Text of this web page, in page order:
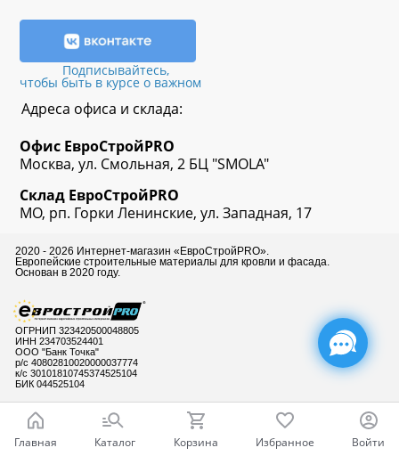
Подписывайтесь,
чтобы быть в курсе о важном
Адреса офиса и склада:
Офис ЕвроСтройPRO
Москва, ул. Смольная, 2 БЦ "SMOLA"
Склад ЕвроСтройPRO
МО, рп. Горки Ленинские, ул. Западная, 17
2020 - 2026 Интернет-магазин «ЕвроСтройPRO».
Европейские строительные материалы для кровли и фасада.
Основан в 2020 году.
ОГРНИП 323420500048805
ИНН 234703524401
ООО "Банк Точка"
р/с 40802810020000037774
к/с 30101810745374525104
БИК 044525104
Главная Каталог Корзина Избранное Войти